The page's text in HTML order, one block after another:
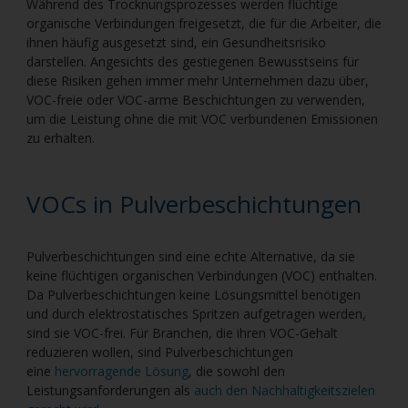
Während des Trocknungsprozesses werden flüchtige
organische Verbindungen freigesetzt, die für die Arbeiter, die
ihnen häufig ausgesetzt sind, ein Gesundheitsrisiko
darstellen. Angesichts des gestiegenen Bewusstseins für
diese Risiken gehen immer mehr Unternehmen dazu über,
VOC-freie oder VOC-arme Beschichtungen zu verwenden,
um die Leistung ohne die mit VOC verbundenen Emissionen
zu erhalten.
VOCs in Pulverbeschichtungen
Pulverbeschichtungen sind eine echte Alternative, da sie
keine flüchtigen organischen Verbindungen (VOC) enthalten.
Da Pulverbeschichtungen keine Lösungsmittel benötigen
und durch elektrostatisches Spritzen aufgetragen werden,
sind sie VOC-frei. Für Branchen, die ihren VOC-Gehalt
reduzieren wollen, sind Pulverbeschichtungen
eine hervorragende Lösung, die sowohl den
Leistungsanforderungen als auch den Nachhaltigkeitszielen